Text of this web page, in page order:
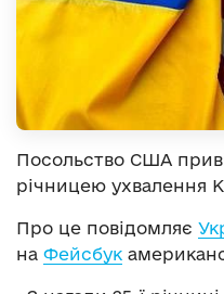
Посольство США
річницею ухвалення
Про це повідомляє
на Фейсбук